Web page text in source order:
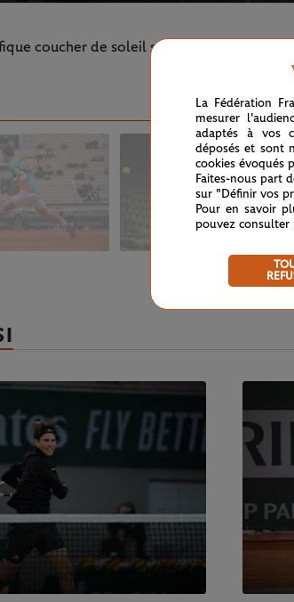
coucher de soleil sur Roland-Garros,
La Fédération
mesurer
adaptés à vos
déposés et sont
cookies évoqués
Faites-nous part
sur "Définir vos
Pour en savoir
pouvez consulter